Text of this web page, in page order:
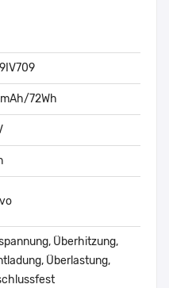
72Wh
Überhitzung,
Überlastung,